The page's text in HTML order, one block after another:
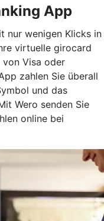
App
nur wenigen Klicks in
virtuelle girocard
Visa oder
zahlen Sie überall
und das
Wero senden Sie
online bei